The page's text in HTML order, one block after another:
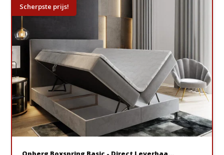
Scherpste prijs!